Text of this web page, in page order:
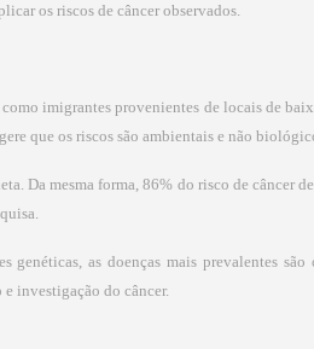
os riscos de câncer observados.
imigrantes provenientes de locais de
que os riscos são ambientais e não
Da mesma forma, 86% do risco de câncer
genéticas, as doenças mais prevalentes
investigação do câncer.